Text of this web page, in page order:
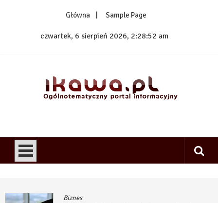
Główna Sample Page
czwartek, 6 sierpień 2026, 2:28:52 am
Biznes